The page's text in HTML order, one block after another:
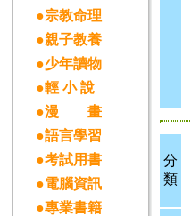
●宗教命理
●親子教養
●少年讀物
●輕 小 說
●漫 畫
●語言學習
●考試用書
●電腦資訊
●專業書籍
分
類